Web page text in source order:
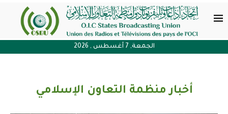
الجمعة, 7 أغسطس , 2026
أخبار منظمة التعاون الإسلامي